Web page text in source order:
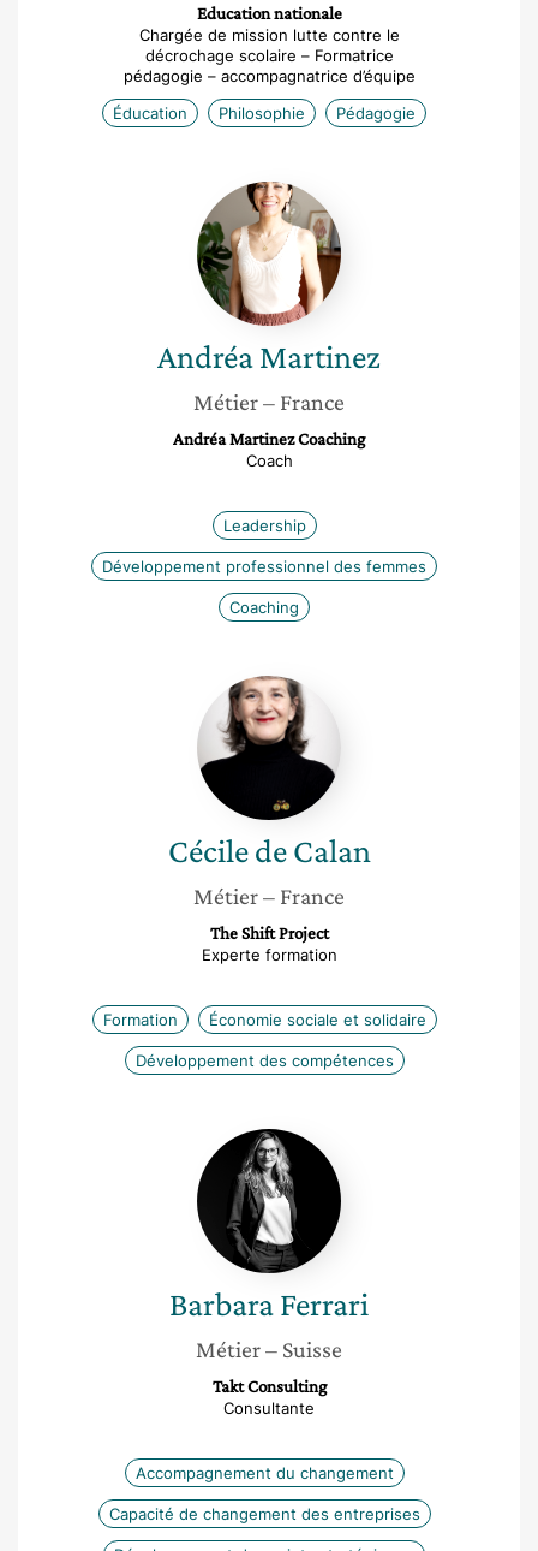
Education nationale
Chargée de mission lutte contre le
décrochage scolaire – Formatrice
pédagogie – accompagnatrice d’équipe
Éducation
Philosophie Pédagogie
Andréa
Martinez
AndréaMartinez
Métier– France
Andréa Martinez Coaching
Coach
Leadership
Développement professionnel des femmes
Coaching
Cécile
de
Calan
Cécile de Calan
Métier– France
The Shift Project
Experte formation
Formation Économie sociale et solidaire
Développement des compétences
Barbara
Ferrari
BarbaraFerrari
Métier– Suisse
Takt Consulting
Consultante
Accompagnement du changement
Capacité de changement des entreprises